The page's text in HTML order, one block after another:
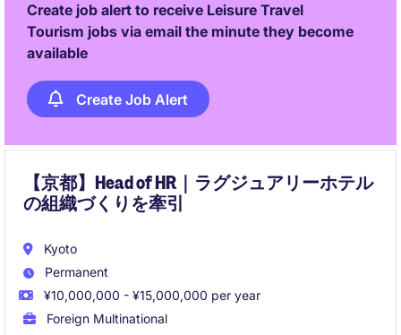
Create job alert to receive Leisure Travel
Tourism jobs via email the minute they become
available
Create Job Alert
【京都】Head of HR｜ラグジュアリーホテル
の組織づくりを牽引
Kyoto
Permanent
¥10,000,000 - ¥15,000,000 per year
Foreign Multinational